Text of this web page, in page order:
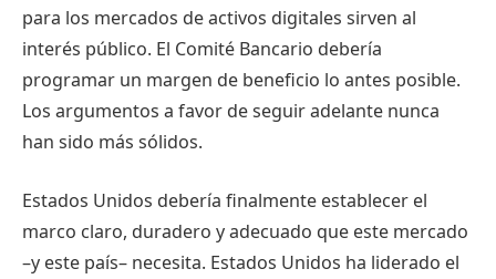
para los mercados de activos digitales sirven al
interés público. El Comité Bancario debería
programar un margen de beneficio lo antes posible.
Los argumentos a favor de seguir adelante nunca
han sido más sólidos.
Estados Unidos debería finalmente establecer el
marco claro, duradero y adecuado que este mercado
–y este país– necesita. Estados Unidos ha liderado el